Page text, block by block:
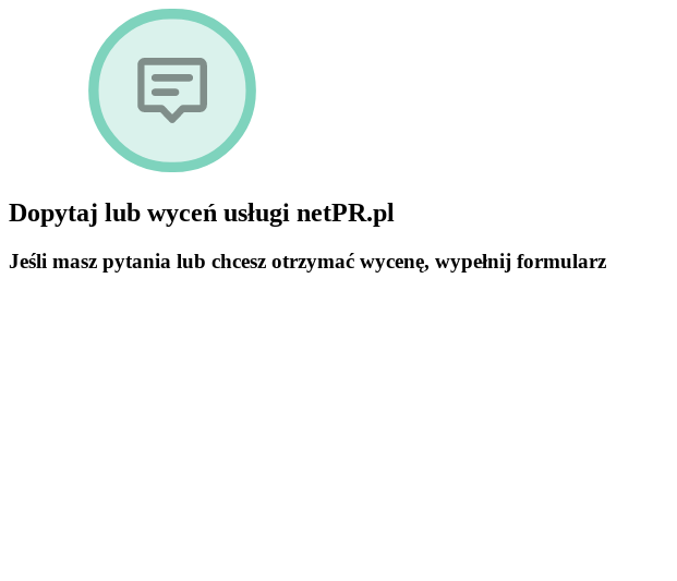
Dopytaj lub wyceń usługi netPR.pl
Jeśli masz pytania lub chcesz otrzymać wycenę, wypełnij formularz